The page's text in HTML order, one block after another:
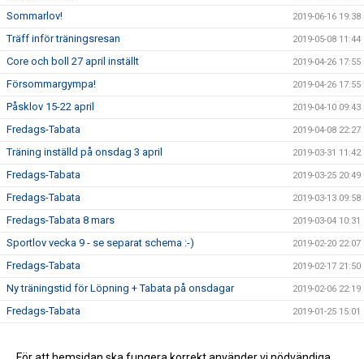
Sommarlov! 2019-06-16 19:38
Träff inför träningsresan 2019-05-08 11:44
Core och boll 27 april inställt 2019-04-26 17:55
Försommargympa! 2019-04-26 17:55
Påsklov 15-22 april 2019-04-10 09:43
Fredags-Tabata 2019-04-08 22:27
Träning inställd på onsdag 3 april 2019-03-31 11:42
Fredags-Tabata 2019-03-25 20:49
Fredags-Tabata 2019-03-13 09:58
Fredags-Tabata 8 mars 2019-03-04 10:31
Sportlov vecka 9 - se separat schema :-) 2019-02-20 22:07
Fredags-Tabata 2019-02-17 21:50
Ny träningstid för Löpning + Tabata på onsdagar 2019-02-06 22:19
Fredags-Tabata 2019-01-25 15:01
Ny rutin för köp av termins- / träningskort